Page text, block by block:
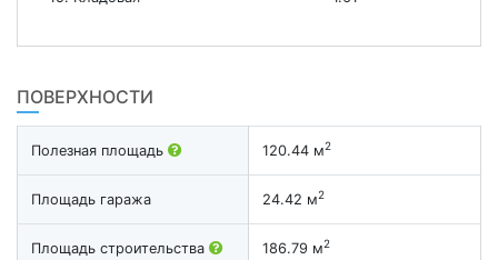
ПОВЕРХНОСТИ
Полезная площадь 120.44 м2
Площадь гаража 24.42 м2
Площадь строительства 186.79 м2